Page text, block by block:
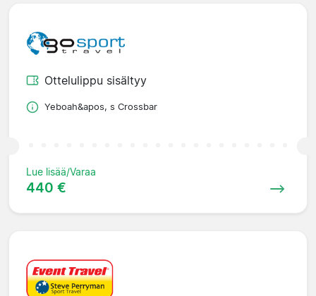
Ottelulippu sisältyy
Yeboah&apos, s Crossbar
Lue lisää/Varaa
440 €